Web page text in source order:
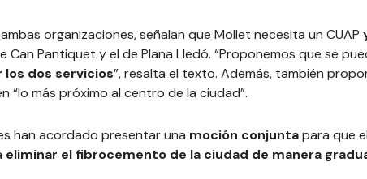
organizaciones, señalan que Mollet necesita un CUAP
Can Pantiquet y el de Plana Lledó. “Proponemos que se
dos servicios”, resalta el texto. Además, también
“lo más próximo al centro de la ciudad”.
han acordado presentar una moción conjuntapara que
eliminar el fibrocemento de la ciudad de manera